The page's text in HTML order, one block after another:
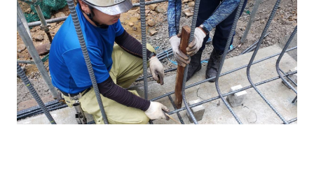
会社概要 採用情報
お問合せ